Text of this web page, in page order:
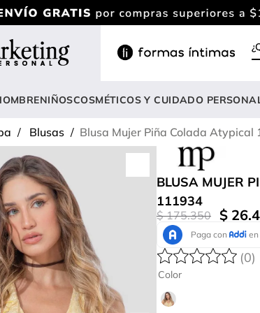
NIÑOSCOSMÉTICOS Y CUIDADO
Blusas Blusa Mujer Piña Colada Atypical
BLUSA MUJER
111934
$ 175.350 $ 26.
(0)
Color